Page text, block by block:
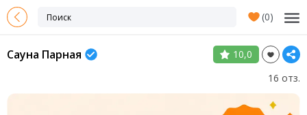
(0)
Сауна Парная
10,0
16 отз.